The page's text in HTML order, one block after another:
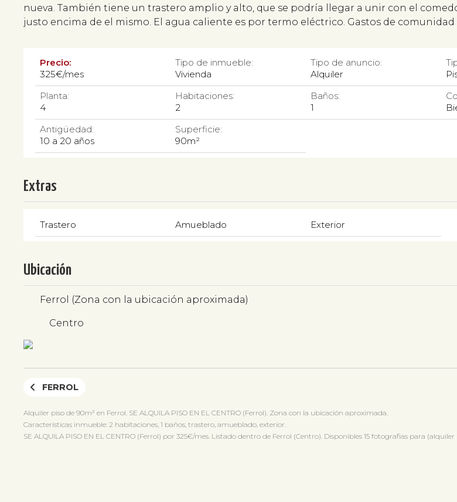
nueva. También tiene un trastero amplio y alto, que se podría llegar a unir con el
justo encima de el mismo. El agua caliente es por termo eléctrico. Gastos de comunidad
Precio:
325€/mes
Tipo de inmueble:
Vivienda
Tipo de anuncio:
Alquiler
Planta:
4
Habitaciones:
2
Baños:
1
Antigüedad:
10 a 20 años
Superficie:
90m²
Extras
Trastero Amueblado Exterior
Ubicación
Ferrol (Zona con la ubicación aproximada)
Centro
FERROL
Alquiler piso de 90m² en Ferrol. SE ALQUILA PISO EN EL CENTRO (Ferrol). Zona con la ubicación aproximada.
Características inmueble: 2 habitaciones, 1 baños, trastero, amueblado, exterior.
SE ALQUILA PISO EN EL CENTRO (Ferrol) por 325€/mes. Listado dentro de Ferrol (Centro). Disponibles 15 fotografias para (alquiler